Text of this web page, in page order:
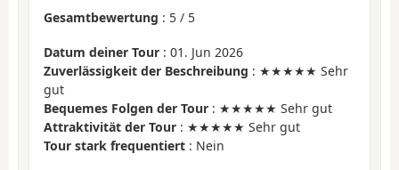
Gesamtbewertung : 5 / 5
Datum deiner Tour : 01. Jun 2026
Zuverlässigkeit der Beschreibung : ★★★★★ Sehr
gut
Bequemes Folgen der Tour : ★★★★★ Sehr gut
Attraktivität der Tour : ★★★★★ Sehr gut
Tour stark frequentiert : Nein